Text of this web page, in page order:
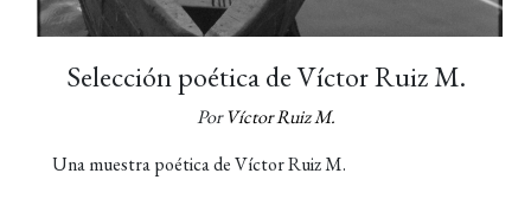
Selección poética de Víctor Ruiz M.
PorVíctor Ruiz M.
Una muestra poética de Víctor Ruiz M.